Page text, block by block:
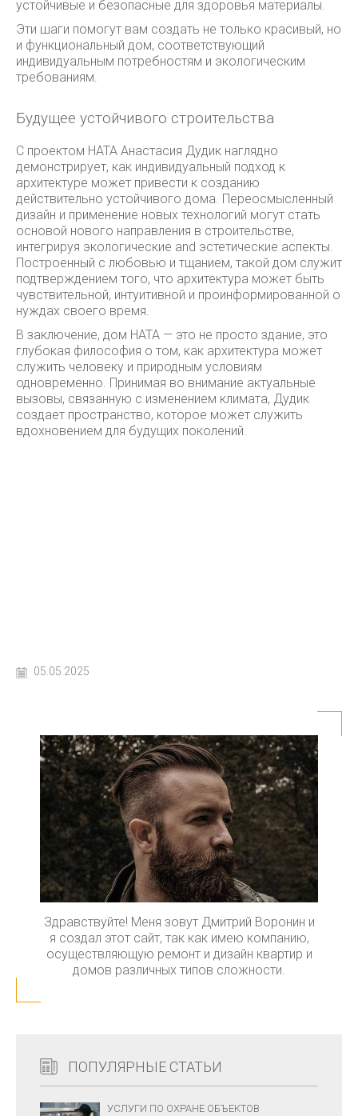
устойчивые и безопасные для здоровья материалы.
Эти шаги помогут вам создать не только красивый, но
и функциональный дом, соответствующий
индивидуальным потребностям и экологическим
требованиям.
Будущее устойчивого строительства
С проектом HATA Анастасия Дудик наглядно
демонстрирует, как индивидуальный подход к
архитектуре может привести к созданию
действительно устойчивого дома. Переосмысленный
дизайн и применение новых технологий могут стать
основой нового направления в строительстве,
интегрируя экологические and эстетические аспекты.
Построенный с любовью и тщанием, такой дом служит
подтверждением того, что архитектура может быть
чувствительной, интуитивной и проинформированной о
нуждах своего время.
В заключение, дом HATA — это не просто здание, это
глубокая философия о том, как архитектура может
служить человеку и природным условиям
одновременно. Принимая во внимание актуальные
вызовы, связанную с изменением климата, Дудик
создает пространство, которое может служить
вдохновением для будущих поколений.
05.05.2025
Здравствуйте! Меня зовут Дмитрий Воронин и
я создал этот сайт, так как имею компанию,
осуществляющую ремонт и дизайн квартир и
домов различных типов сложности.
ПОПУЛЯРНЫЕ СТАТЬИ
УСЛУГИ ПО ОХРАНЕ ОБЪЕКТОВ